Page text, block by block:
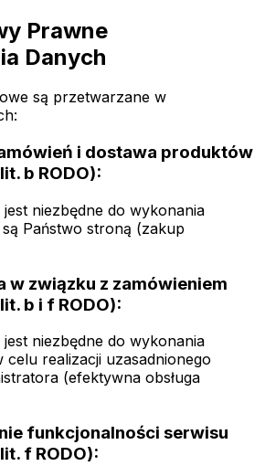
Prawne
Danych
są przetwarzane w
i dostawa produktów
b RODO):
niezbędne do wykonania
Państwo stroną (zakup
w związku z zamówieniem
b i f RODO):
niezbędne do wykonania
realizacji uzasadnionego
(efektywna obsługa
funkcjonalności serwisu
f RODO):